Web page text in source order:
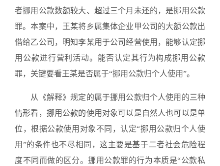
者挪用公款数额较大、超过三个月未还的，是挪用公款
罪。本案中，王某将乡属集体企业甲公司的大额公款出
借给乙公司，明知李某用于公司经营使用，能够认定挪
用公款进行营利活动。能否认定其行为构成挪用公款
罪，关键要看王某是否属于“挪用公款归个人使用”。
从《解释》规定的属于挪用公款归个人使用的三种
情形看，挪用公款的使用对象可以是自然人也可以是单
位，根据公款使用对象不同，认定“挪用公款归个人使
用”的条件也不尽相同，这主要是基于二者社会危险程
度不同而做的区分。挪用公款罪的行为本质是“公款私